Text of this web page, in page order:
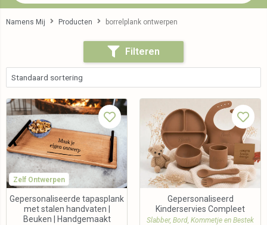
Namens Mij Producten borrelplank ontwerpen
Filteren
Zelf Ontwerpen
Gepersonaliseerde tapasplank
met stalen handvaten |
Beuken | Handgemaakt
Gepersonaliseerd
Kinderservies Compleet
Slabber, Bord, Kommetje en Bestek